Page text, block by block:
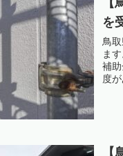
を
鳥
ま
補
度